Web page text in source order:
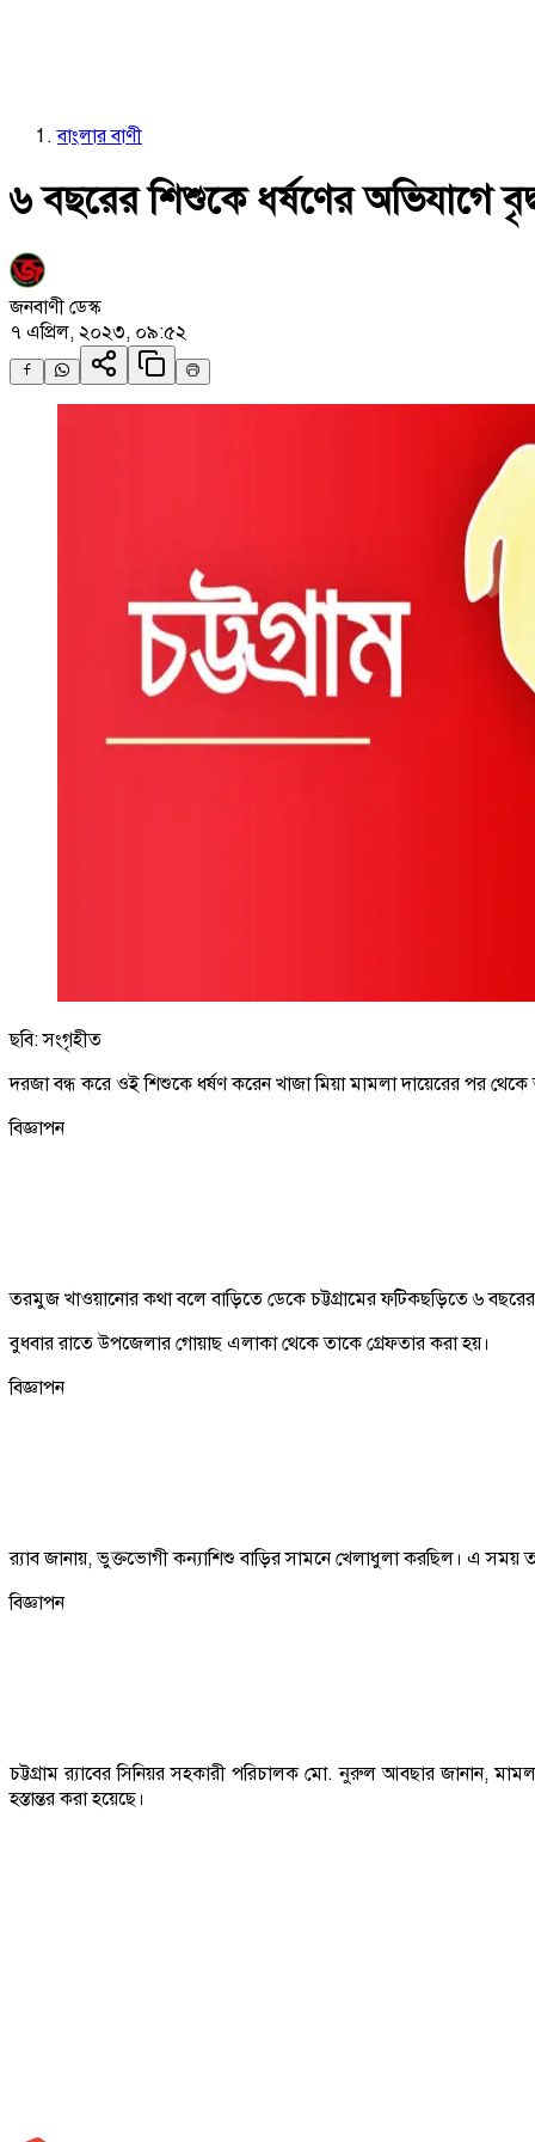
বাংলার বাণী
৬ বছরের শিশুকে ধর্ষণের অভিযাগে
জনবাণী ডেস্ক
৭ এপ্রিল, ২০২৩, ০৯:৫২
ছবি: সংগৃহীত
দরজা বন্ধ করে ওই শিশুকে ধর্ষণ করেন খাজা মিয়া মামলা দায়েরের পর থেকে
বিজ্ঞাপন
তরমুজ খাওয়ানোর কথা বলে বাড়িতে ডেকে চট্টগ্রামের ফটিকছড়িতে ৬
বুধবার রাতে উপজেলার গোয়াছ এলাকা থেকে তাকে গ্রেফতার করা হয়।
বিজ্ঞাপন
র‍্যাব জানায়, ভুক্তভোগী কন্যাশিশু বাড়ির সামনে খেলাধুলা করছিল। এ সময়
বিজ্ঞাপন
চট্টগ্রাম র‍্যাবের সিনিয়র সহকারী পরিচালক মো. নুরুল আবছার জানান,
হস্তান্তর করা হয়েছে।